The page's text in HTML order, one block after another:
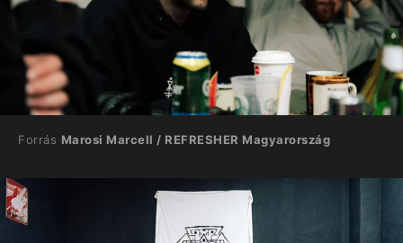
Forrás Marosi Marcell / REFRESHER Magyarország